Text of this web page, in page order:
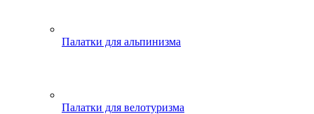
Палатки для альпинизма
Палатки для велотуризма